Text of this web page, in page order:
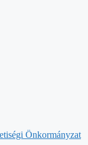
Önkormányzat